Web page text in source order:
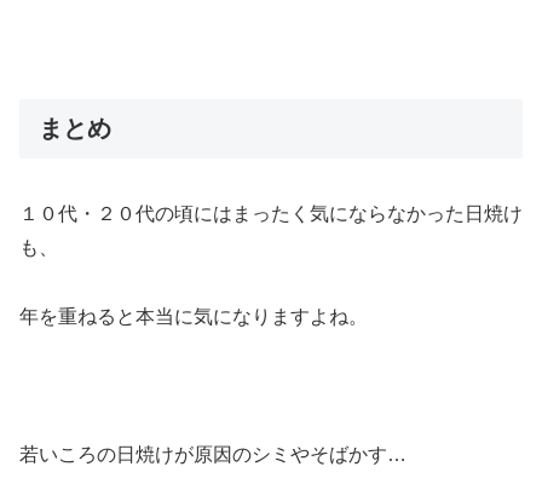
まとめ
１０代・２０代の頃にはまったく気にならなかった日焼け
も、
年を重ねると本当に気になりますよね。
若いころの日焼けが原因のシミやそばかす…